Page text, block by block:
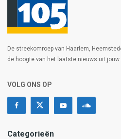
De streekomroep van Haarlem,
de hoogte van het laatste nieuws uit jouw
VOLG ONS OP
Categorieën